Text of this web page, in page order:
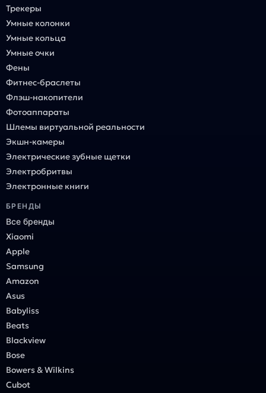
Трекеры
Умные колонки
Умные кольца
Умные очки
Фены
Фитнес-браслеты
Флэш-накопители
Фотоаппараты
Шлемы виртуальной реальности
Экшн-камеры
Электрические зубные щетки
Электробритвы
Электронные книги
БРЕНДЫ
Все бренды
Xiaomi
Apple
Samsung
Amazon
Asus
Babyliss
Beats
Blackview
Bose
Bowers & Wilkins
Cubot